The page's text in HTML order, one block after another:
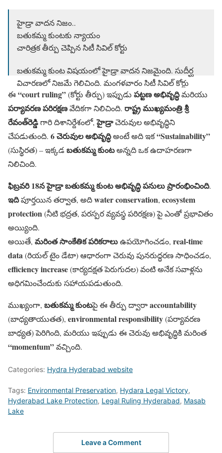
హైడ్రా వాద‌న నిజం..
బ‌తుక‌మ్మ కుంటకు న్యాయం
చారిత్ర‌క తీర్పు చెప్పిన సిటీ సివిల్ కోర్టు
బ‌తుక‌మ్మ కుంట విష‌యంలో హైడ్రా వాద‌న నిజ‌మైంది. సుదీర్ఘ
విచార‌ణ‌లో నిజ‌మే గెలిచింది. మంగ‌ళ‌వారం సిటీ సివిల్ కోర్టు
చారిత్ర‌క తీర్పునిచ్చింది. బ‌తుక‌మ్మ కుంట చెరువు కాదు.. ఆ స్థ‌లం
నాదే అని…pic.twitter.com/Y4GvFaW8DH
— HYDRAA (@Comm_HYDRAA)April 22, 2025
ఈ“court ruling”(కోర్టు తీర్పు) ఇప్పుడు పట్టణ అభివృద్ధిమరియు
పర్యావరణ పరిరక్షణవేదికగా నిలిచింది. రాష్ట్ర ముఖ్యమంత్రి శ్రీ
రేవంత్‌రెడ్డిగారి దిశానిర్దేశంలో,హైడ్రాచెరువుల అభివృద్ధిని
చేపడుతుంది. 6 చెరువుల అభివృద్ధిఅంటే అది ఇక“Sustainability”
(సుస్థిరత) – ఇక్కడబతుకమ్మ కుంటఅన్నది ఒక ఉదాహరణగా
నిలిచింది.
ఫిబ్రవరి 18న హైడ్రా బతుకమ్మ కుంట అభివృద్ధి పనులు ప్రారంభించింది.
ఇదిపూర్తయిన తర్వాత, అదిwater conservation, ecosystem
protection(నీటి భద్రత, పరస్పర వ్యవస్థ పరిరక్షణ) పై ఎంతో ప్రభావితం
అయ్యింది.
అయితే, మరింత సాంకేతిక పరికరాలుఉపయోగించడం, real-time
data(రియల్ టైం డేటా) ఆధారంగా చెరువు పునరుద్ధరణ సాధించడం,
efficiency increase(కార్యదక్షత పెరుగుదల) వంటి అనేక సవాళ్లను
అధిగమించేందుకు సహాయపడుతుంది.
ముఖ్యంగా, బతుకమ్మ కుంటపై ఈ తీర్పు ద్వారాaccountability
(బాధ్యతాయుతత), environmental responsibility(పర్యావరణ
బాధ్యత) పెరిగింది, మరియు ఇప్పుడు ఈ చెరువు అభివృద్ధికి మరింత
“momentum”వచ్చింది.
Categories: Hydra Hyderabad website
Tags: Environmental Preservation, Hydara Legal Victory,
Hyderabad Lake Protection, Legal Ruling Hyderabad, Masab
Lake
Leave a Comment